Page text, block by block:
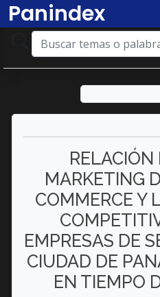
Panindex
RELACIÓN
MARKETING
COMMERCE Y
EMPRESAS DE
CIUDAD DE
EN TIEMPO